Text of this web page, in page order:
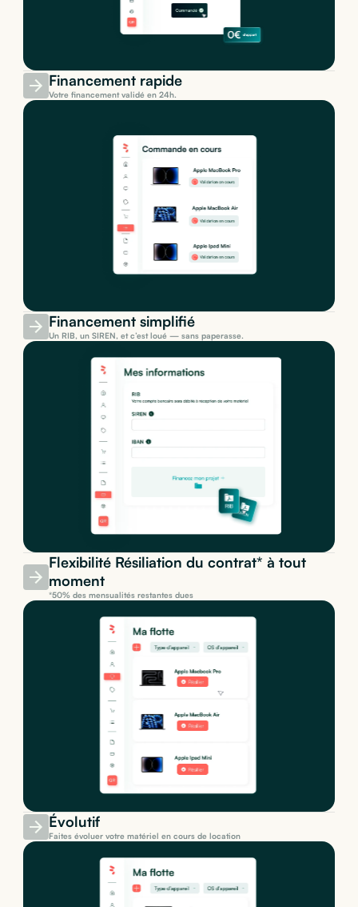
Financement rapide
Votre financement validé en 24h.
Financement simplifié
Un RIB, un SIREN, et c’est loué — sans paperasse.
Flexibilité Résiliation du contrat* à tout
moment
*50% des mensualités restantes dues
Évolutif
Faites évoluer votre matériel en cours de location